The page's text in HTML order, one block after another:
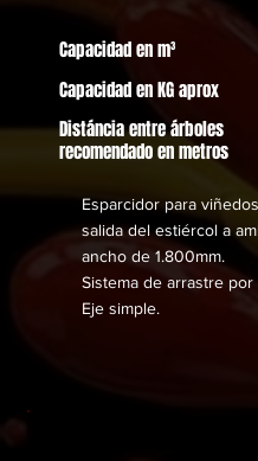
Capacidad en m³
Capacidad en KG aprox
Distáncia entre árboles
recomendado en metros
Esparcidor para
salida del estiércol a
ancho de 1.800mm.
Sistema de arrastre por
​Eje simple.